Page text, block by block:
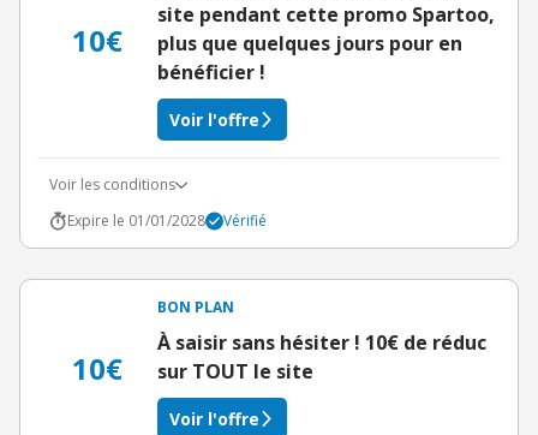
10€
site pendant cette promo Spartoo,
plus que quelques jours pour en
bénéficier !
Voir l'offre
Voir les conditions
Expire le 01/01/2028
Vérifié
10€
BON PLAN
À saisir sans hésiter ! 10€ de réduc
sur TOUT le site
Voir l'offre